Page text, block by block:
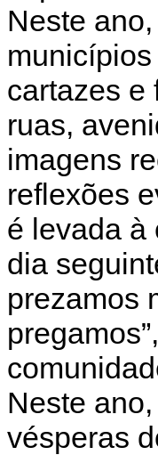
Neste
cartazes e
ruas,
imagens
reflexões
é levada à
dia
prezamos
Neste
vésperas